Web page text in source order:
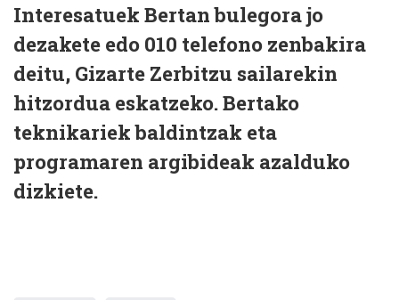
Interesatuek Bertan bulegora jo
dezakete edo 010 telefono zenbakira
deitu, Gizarte Zerbitzu sailarekin
hitzordua eskatzeko. Bertako
teknikariek baldintzak eta
programaren argibideak azalduko
dizkiete.